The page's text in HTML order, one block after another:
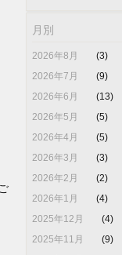
月別
2026年8月
(3)
2026年7月
(9)
2026年6月
(13)
2026年5月
(5)
2026年4月
(5)
2026年3月
(3)
2026年2月
(2)
2026年1月
(4)
2025年12月
(4)
2025年11月
(9)